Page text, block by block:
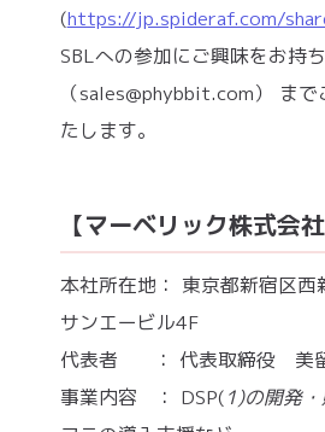
(https://jp.spideraf.com/
SBLへの参加にご興味をお持
（sales@phybbit.com） ま
たします。
【マーベリック株式会
本社所在地： 東京都新宿区
サンエービル4F
代表者 ： 代表取締役 美
事業内容 ： DSP(1)の開発